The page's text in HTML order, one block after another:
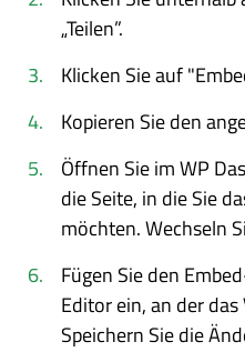
„Teilen”.
Klicken Sie auf
Kopieren Sie den
Öffnen Sie im WP
die Seite, in die Sie
möchten. Wechseln
Fügen Sie den
Editor ein, an der
Speichern Sie die